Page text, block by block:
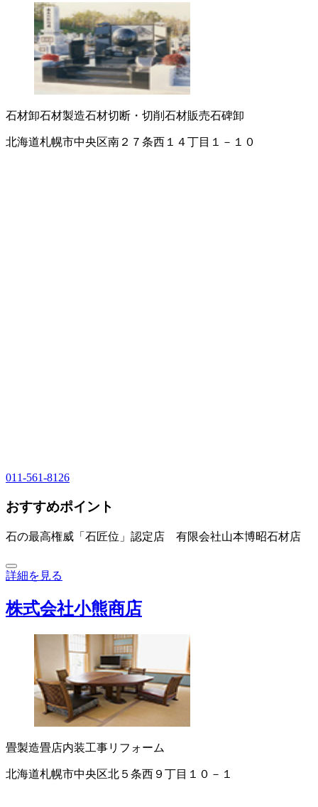
石材卸石材製造石材切断・切削 石材販売石碑卸
北海道札幌市中央区南２７条西１４丁目１－１０
011-561-8126
おすすめポイント
石の最高権威「石匠位」認定店 有限会社山本博昭石材店
詳細を見る
株式会社小熊商店
畳製造畳店内装工事リフォーム
北海道札幌市中央区北５条西９丁目１０－１